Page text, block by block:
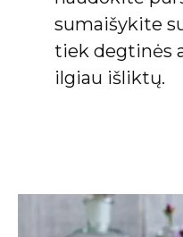
sumaišykite
tiek degtinės
ilgiau išliktų.